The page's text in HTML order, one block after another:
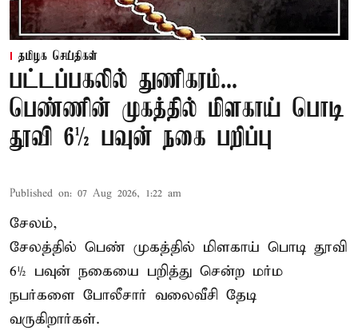
தமிழக செய்திகள்
பட்டப்பகலில் துணிகரம்...
பெண்ணின் முகத்தில் மிளகாய் பொடி
தூவி 6½ பவுன் நகை பறிப்பு
Published on: 07 Aug 2026, 1:22 am
சேலம்,
சேலத்தில் பெண் முகத்தில் மிளகாய் பொடி தூவி
6½ பவுன் நகையை பறித்து சென்ற மர்ம
நபர்களை போலீசார் வலைவீசி தேடி
வருகிறார்கள்.